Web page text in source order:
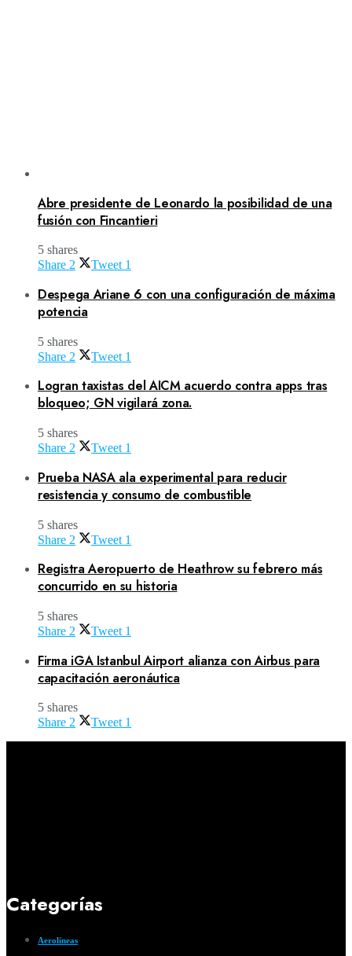
Abre presidente de Leonardo la posibilidad de una
fusión con Fincantieri
5 shares
Share 2 Tweet 1
Despega Ariane 6 con una configuración de máxima
potencia
5 shares
Share 2 Tweet 1
Logran taxistas del AICM acuerdo contra apps tras
bloqueo; GN vigilará zona.
5 shares
Share 2 Tweet 1
Prueba NASA ala experimental para reducir
resistencia y consumo de combustible
5 shares
Share 2 Tweet 1
Registra Aeropuerto de Heathrow su febrero más
concurrido en su historia
5 shares
Share 2 Tweet 1
Firma iGA Istanbul Airport alianza con Airbus para
capacitación aeronáutica
5 shares
Share 2 Tweet 1
Categorías
Aerolíneas